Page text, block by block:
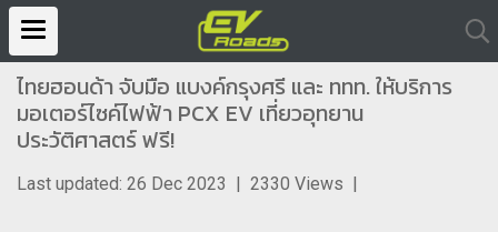
ไทยฮอนด้า จับมือ แบงค์กรุงศรี และ ททท. ให้บริการ
มอเตอร์ไซค์ไฟฟ้า PCX EV เที่ยวอุทยาน
ประวัติศาสตร์ ฟรี!
Last updated: 26 Dec 2023 | 2330 Views |